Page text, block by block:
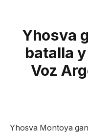
Yhosva
batalla
Voz
Yhosva Montoya